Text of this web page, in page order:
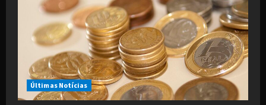
Últimas Notícias